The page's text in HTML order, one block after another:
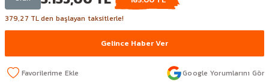
379,27 TL den başlayan taksitlerle!
Gelince Haber Ver
Google Yorumlarını Gör